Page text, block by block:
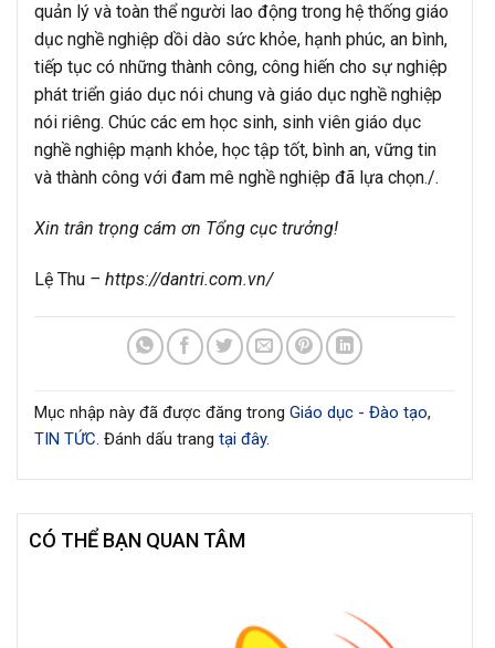
quản lý và toàn thể người lao động trong hệ thống giáo
dục nghề nghiệp dồi dào sức khỏe, hạnh phúc, an bình,
tiếp tục có những thành công, công hiến cho sự nghiệp
phát triển giáo dục nói chung và giáo dục nghề nghiệp
nói riêng. Chúc các em học sinh, sinh viên giáo dục
nghề nghiệp mạnh khỏe, học tập tốt, bình an, vững tin
và thành công với đam mê nghề nghiệp đã lựa chọn./.
Xin trân trọng cám ơn Tổng cục trưởng!
Lệ Thu – https://dantri.com.vn/
Mục nhập này đã được đăng trong Giáo dục - Đào tạo,
TIN TỨC. Đánh dấu trang tại đây.
CÓ THỂ BẠN QUAN TÂM